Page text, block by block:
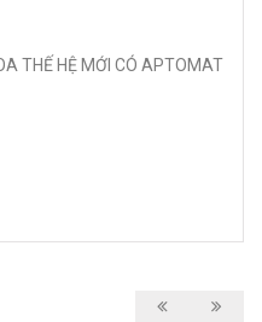
THẾ HỆ MỚI CÓ APTOMAT